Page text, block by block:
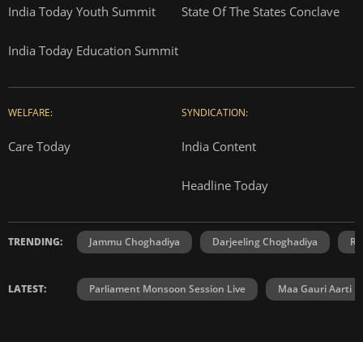
India Today Youth Summit State Of The States Conclave
India Today Education Summit
WELFARE:
Care Today
SYNDICATION:
India Content
Headline Today
TRENDING: Jammu Choghadiya Darjeeling Choghadiya
LATEST: Parliament Monsoon Session Live Maa Gauri Aarti